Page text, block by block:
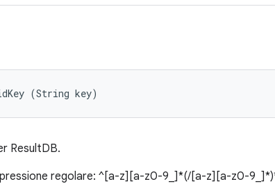
(String key)
ResultDB.
regolare: ^[a-z][a-z0-9_]*(/[a-z][a-z0-